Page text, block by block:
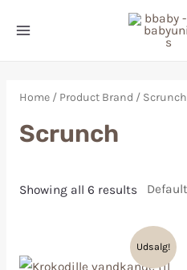
Home/ Product Brand / Scrunch
Scrunch
Showing all 6 results
Udsalg!